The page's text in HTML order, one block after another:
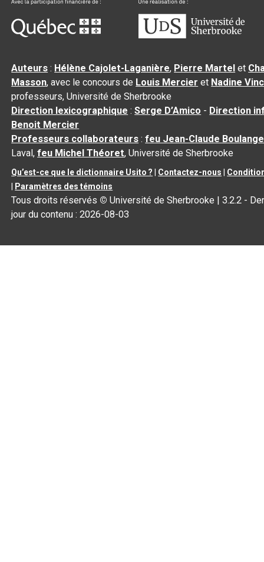
Auteurs : Hélène Cajolet-Laganière, Pierre Martel et
Masson, avec le concours de Louis Mercier et Nadine
professeurs, Université de Sherbrooke
Direction lexicographique :Serge D’Amico - Direction
Benoit Mercier
Professeurs collaborateurs :feu Jean-Claude
Laval,feu Michel Théoret, Université de Sherbrooke
Qu’est-ce que le dictionnaire Usito ? Contactez-nous
Paramètres des témoins
Tous droits réservés © Université de Sherbrooke |3.2.2 -
jour du contenu :2026-08-03